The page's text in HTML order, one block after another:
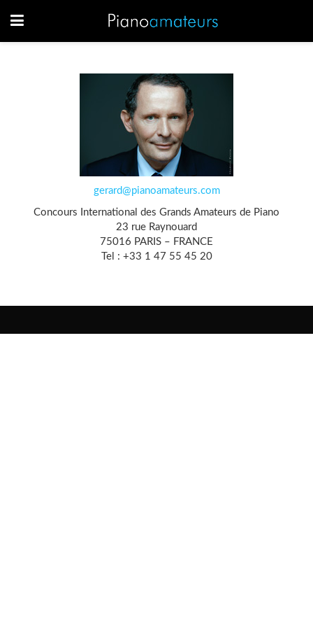
gerard@pianoamateurs.com
Concours International des Grands Amateurs de Piano
23 rue Raynouard
75016 PARIS – FRANCE
Tel : +33 1 47 55 45 20